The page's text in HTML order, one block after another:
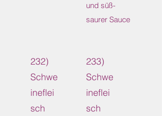
und süß-
saurer Sauce
232)
Schwe
ineflei
sch
233)
Schwe
ineflei
sch